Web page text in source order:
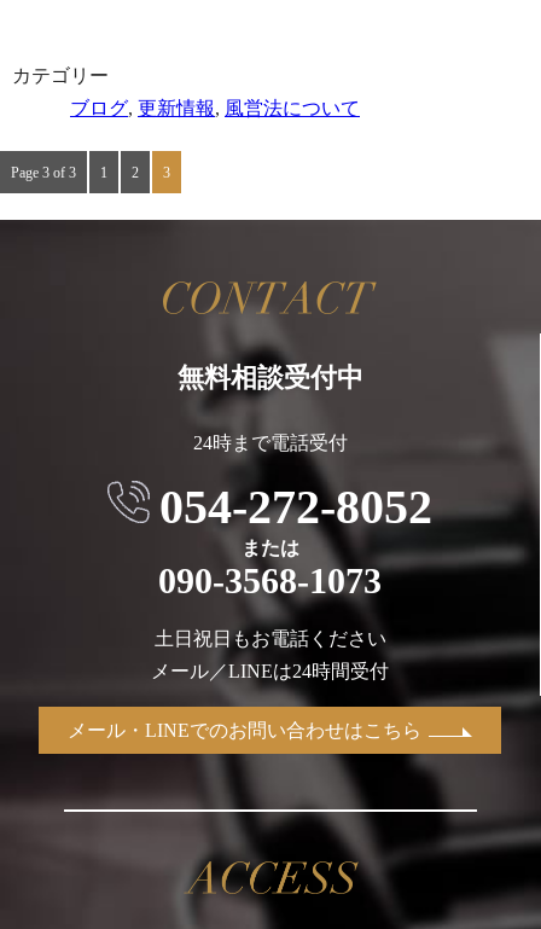
カテゴリー
ブログ, 更新情報, 風営法について
Page 3 of 3 1 2 3
無料相談受付中
24時まで電話受付
054-272-8052
または
090-3568-1073
土日祝日もお電話ください
メール／LINEは24時間受付
メール・LINEでのお問い合わせはこちら